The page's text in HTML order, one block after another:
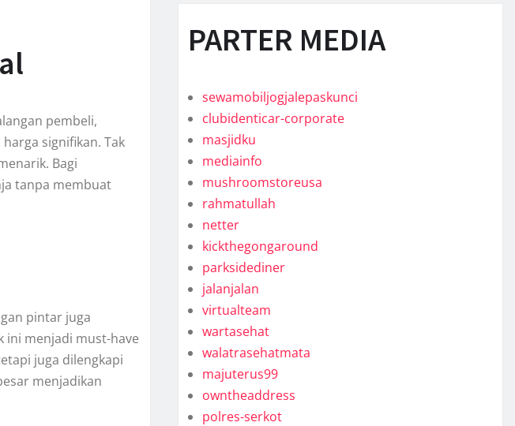
pembeli,
signifikan. Tak
Bagi
tanpa membuat
pintar juga
ini menjadi must-have
juga dilengkapi
menjadikan
PARTER MEDIA
sewamobiljogjalepaskunci
clubidenticar-corporate
masjidku
mediainfo
mushroomstoreusa
rahmatullah
netter
kickthegongaround
parksidediner
jalanjalan
virtualteam
wartasehat
walatrasehatmata
majuterus99
owntheaddress
polres-serkot